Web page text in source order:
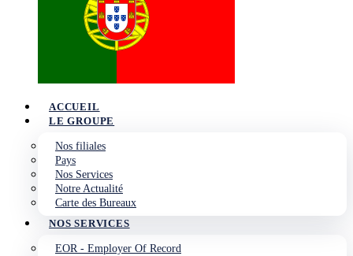
ACCUEIL
LE GROUPE
Nos filiales
Pays
Nos Services
Notre Actualité
Carte des Bureaux
NOS SERVICES
EOR - Employer Of Record